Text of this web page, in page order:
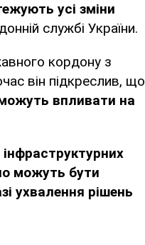
усі зміни
службі України.
кордону з
він підкреслив, що
можуть впливати на
можуть бути
ухвалення рішень